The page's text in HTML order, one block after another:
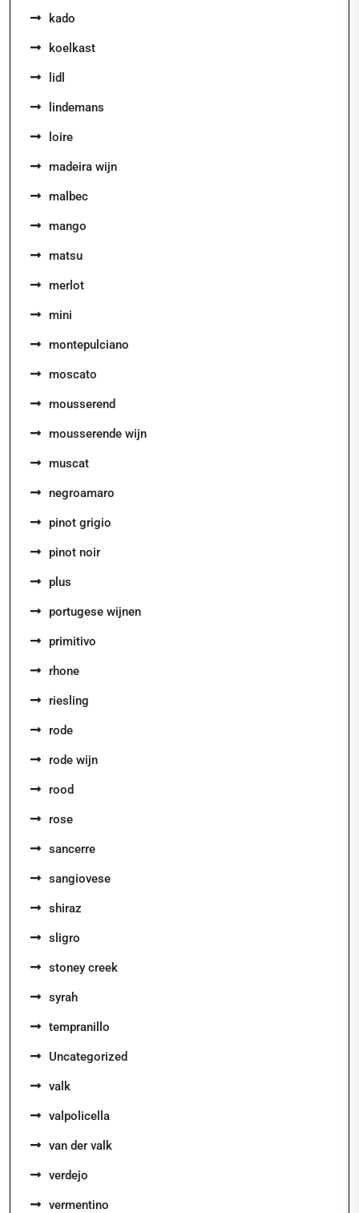
kado
koelkast
lidl
lindemans
loire
madeira wijn
malbec
mango
matsu
merlot
mini
montepulciano
moscato
mousserend
mousserende wijn
muscat
negroamaro
pinot grigio
pinot noir
plus
portugese wijnen
primitivo
rhone
riesling
rode
rode wijn
rood
rose
sancerre
sangiovese
shiraz
sligro
stoney creek
syrah
tempranillo
Uncategorized
valk
valpolicella
van der valk
verdejo
vermentino